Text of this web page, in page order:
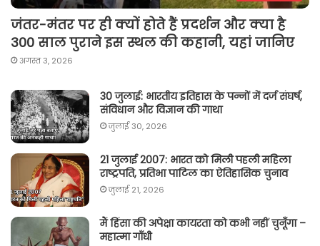
जंतर-मंतर पर ही क्यों होते हैं प्रदर्शन और क्या है
300 साल पुराने इस स्थल की कहानी, यहां जानिए
अगस्त 3, 2026
30 जुलाई: भारतीय इतिहास के पन्नों में दर्ज संघर्ष,
संविधान और विज्ञान की गाथा
जुलाई 30, 2026
21 जुलाई 2007: भारत को मिली पहली महिला
राष्ट्रपति, प्रतिभा पाटिल का ऐतिहासिक चुनाव
जुलाई 21, 2026
मैं हिंसा की अपेक्षा कायरता को कभी नहीं चुनूँगा –
महात्मा गाँधी